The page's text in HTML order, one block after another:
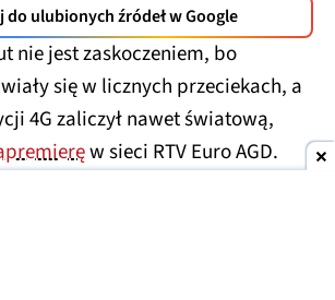
do ulubionych źródeł w Google
nie jest zaskoczeniem, bo
się w licznych przeciekach, a
4G zaliczył nawet światową,
w sieci RTV Euro AGD.